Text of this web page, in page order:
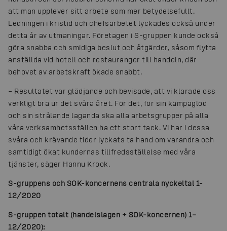
att man upplever sitt arbete som mer betydelsefullt.
Ledningen i kristid och chefsarbetet lyckades också under
detta år av utmaningar. Företagen i S-gruppen kunde också
göra snabba och smidiga beslut och åtgärder, såsom flytta
anställda vid hotell och restauranger till handeln, där
behovet av arbetskraft ökade snabbt.
– Resultatet var glädjande och bevisade, att vi klarade oss
verkligt bra ur det svåra året. För det, för sin kämpaglöd
och sin strålande laganda ska alla arbetsgrupper på alla
våra verksamhetsställen ha ett stort tack. Vi har i dessa
svåra och krävande tider lyckats ta hand om varandra och
samtidigt ökat kundernas tillfredsställelse med våra
tjänster, säger Hannu Krook.
S-gruppens och SOK-koncernens centrala nyckeltal 1-
12/2020
S-gruppen totalt (handelslagen + SOK-koncernen) 1–
12/2020):